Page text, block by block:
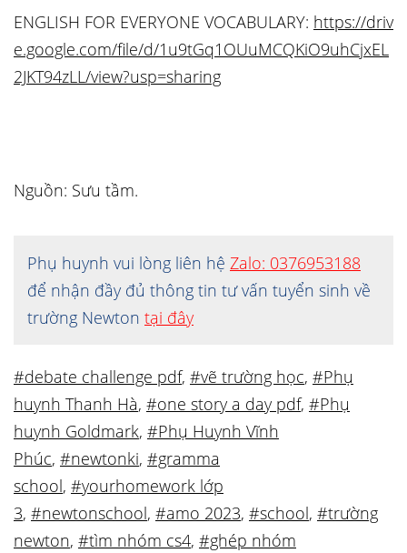
ENGLISH FOR EVERYONE VOCABULARY: https://driv
e.google.com/file/d/1u9tGq1OUuMCQKiO9uhCjxEL
2JKT94zLL/view?usp=sharing
Nguồn: Sưu tầm.
Phụ huynh vui lòng liên hệ Zalo: 0376953188
để nhận đầy đủ thông tin tư vấn tuyển sinh về
trường Newton tại đây
#debate challenge pdf, #vẽ trường học, #Phụ
huynh Thanh Hà, #one story a day pdf, #Phụ
huynh Goldmark, #Phụ Huynh Vĩnh
Phúc, #newtonki, #gramma
school, #yourhomework lớp
3, #newtonschool, #amo 2023, #school, #trường
newton, #tìm nhóm cs4, #ghép nhóm